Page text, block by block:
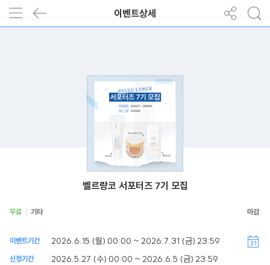
이벤트상세
벨르랑코 서포터즈 7기 모집
무료 기타
이벤트기간 2026.6.15 (월) 00:00 ~ 2026.7.31 (금) 23:59
신청기간 2026.5.27 (수) 00:00 ~ 2026.6.5 (금) 23:59